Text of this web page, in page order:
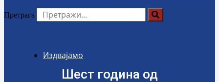
Претрага
Издвајамо
Шест година од